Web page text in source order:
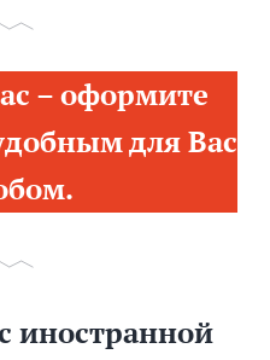
– оформите
для Вас
иностранной